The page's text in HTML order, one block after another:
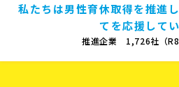
私たちは男性育休取得を推進
てを応援してい
推進企業 1,726社（